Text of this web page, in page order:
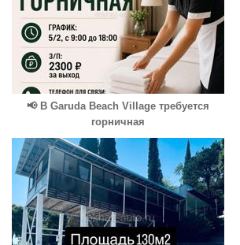
📢 В Garuda Beach Village требуется
горничная